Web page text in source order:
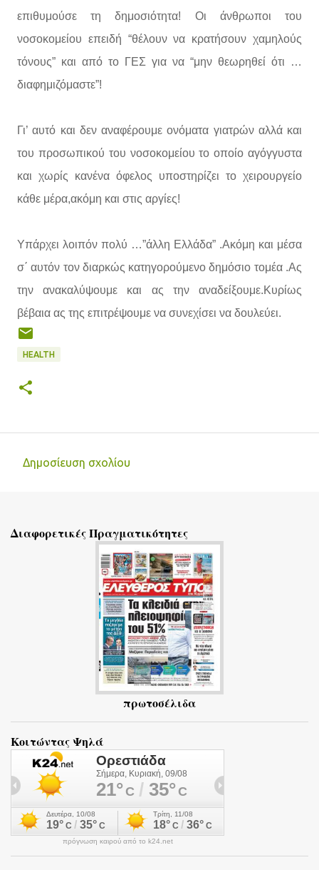
επιθυμούσε τη δημοσιότητα! Οι άνθρωποι του
νοσοκομείου επειδή “θέλουν να κρατήσουν χαμηλούς
τόνους” και από το ΓΕΣ για να “μην θεωρηθεί ότι …
διαφημιζόμαστε”!
Γι’ αυτό και δεν αναφέρουμε ονόματα γιατρών αλλά και
του προσωπικού του νοσοκομείου το οποίο αγόγγυστα
και χωρίς κανένα όφελος υποστηρίζει το χειρουργείο
κάθε μέρα,ακόμη και στις αργίες!
Υπάρχει λοιπόν πολύ …”άλλη Ελλάδα” .Ακόμη και μέσα
σ΄ αυτόν τον διαρκώς κατηγορούμενο δημόσιο τομέα .Ας
την ανακαλύψουμε και ας την αναδείξουμε.Κυρίως
βέβαια ας της επιτρέψουμε να συνεχίσει να δουλεύει.
HEALTH
λ
Δημοσίευση σχολίου
Διαφορετικές Πραγματικότητες
πρωτοσέλιδα
Κοιτώντας Ψηλά
πρόγνωση καιρού από το k24.net